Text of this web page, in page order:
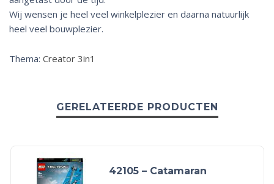
Wij wensen je heel veel winkelplezier en daarna natuurlijk
heel veel bouwplezier.
Thema: Creator 3in1
GERELATEERDE PRODUCTEN
42105 – Catamaran